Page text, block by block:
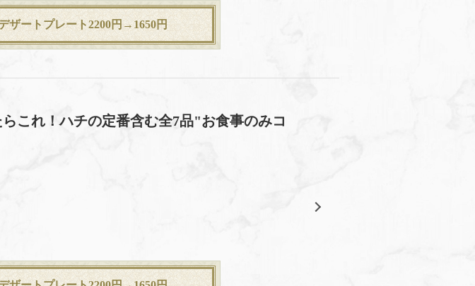
ートプレート2200円→1650円
これ！ハチの定番含む全7品"お食事のみコ